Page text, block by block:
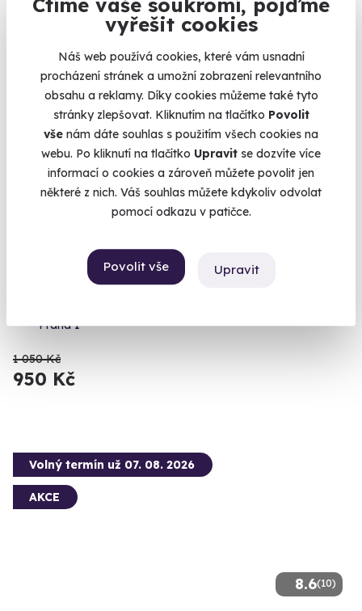
vyřešit cookies
Náš web používá cookies, které vám usnadní
procházení stránek a umožní zobrazení relevantního
obsahu a reklamy. Díky cookies můžeme také tyto
stránky zlepšovat. Kliknutím na tlačítko Povolit
vše nám dáte souhlas s použitím všech cookies na
webu. Po kliknutí na tlačítko Upravit se dozvíte více
informací o cookies a zároveň můžete povolit jen
některé z nich. Váš souhlas můžete kdykoliv odvolat
pomocí odkazu v patičce.
Povolit vše Upravit
Volný termín už 07. 08. 2026
Venkovní úniková hra: Templářská šifra
Praha 1
1 050 Kč
950 Kč
8.6(10)
Volný termín už 07. 08. 2026
AKCE